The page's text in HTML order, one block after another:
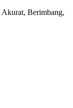
Berimbang,